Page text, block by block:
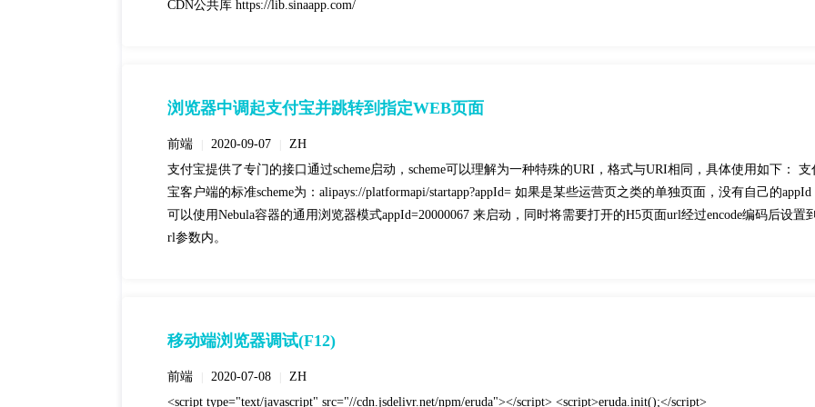
CDN公共库 https://lib.sinaapp.com/
浏览器中调起支付宝并跳转到指定WEB页面
前端 2020-09-07
ZH
支付宝提供了专门的接口通过scheme启动，scheme可以理解为一种特殊的URI，格式与URI相同，具体使用如下： 支
宝客户端的标准scheme为：alipays://platformapi/startapp?appId= 如果是某些运营页之类的单独页面，没有自己的appId
可以使用Nebula容器的通用浏览器模式appId=20000067 来启动，同时将需要打开的H5页面url经过encode编码后设置
rl参数内。
移动端浏览器调试(F12)
前端 2020-07-08
ZH
<script type="text/javascript" src="//cdn.jsdelivr.net/npm/eruda"></script> <script>eruda.init();</script>